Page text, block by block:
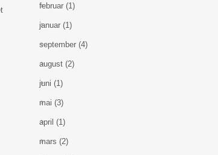
februar (1)
januar (1)
september (4)
august (2)
juni (1)
mai (3)
april (1)
mars (2)